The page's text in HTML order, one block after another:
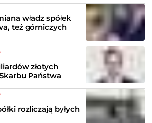
władz spółek
też górniczych
złotych
Państwa
rozliczają byłych